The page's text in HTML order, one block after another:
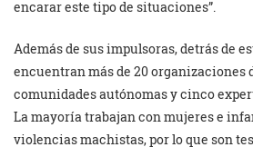
encarar este tipo de situaciones”.
Además de sus impulsoras, detrás de
encuentran más de 20 organizaciones
comunidades autónomas y cinco
La mayoría trabajan con mujeres e
violencias machistas, por lo que son